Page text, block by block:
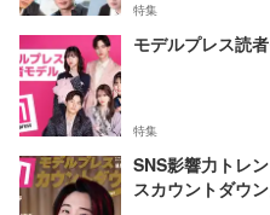
特集
モデルプレス読
特集
SNS影響力トレ
スカウントダウン